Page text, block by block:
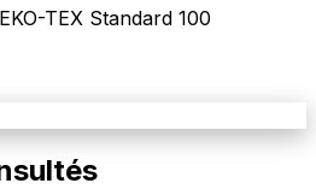
TEX Standard 100